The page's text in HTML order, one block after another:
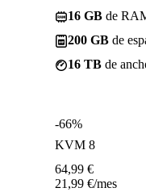
16 GB de
200 GB de
16 TB de
-66%
KVM 8
64,99 €
21,99 €/mes